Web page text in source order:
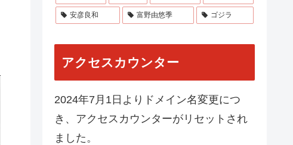
安彦良和 富野由悠季 ゴジラ
アクセスカウンター
2024年7月1日よりドメイン名変更につ
き、アクセスカウンターがリセットされ
ました。